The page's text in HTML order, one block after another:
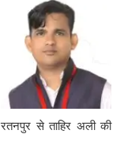
रतनपुर से ताहिर अली की